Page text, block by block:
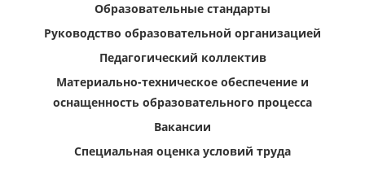
Образовательные стандарты
Руководство образовательной организацией
Педагогический коллектив
Материально-техническое обеспечение и
оснащенность образовательного процесса
Вакансии
Специальная оценка условий труда